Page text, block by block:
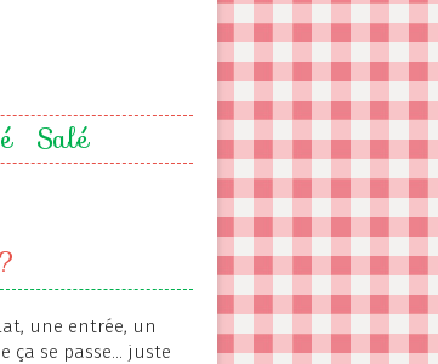
Salé
une entrée, un
ça se passe... juste